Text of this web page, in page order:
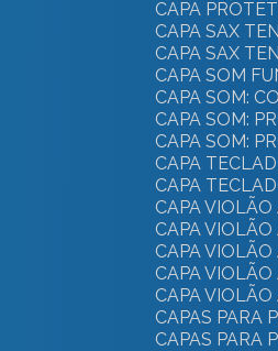
CAPA
CAPA SAX
CAPA SAX
CAPA SOM
CAPA SOM:
CAPA SOM:
CAPA SOM:
CAPA
CAPA
CAPA
CAPA
CAPA
CAPA
CAPA
CAPAS
CAPAS